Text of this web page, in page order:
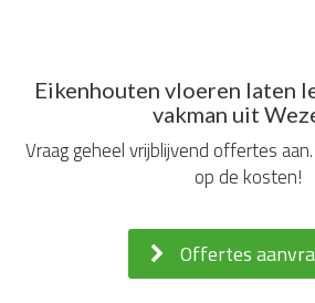
Eikenhouten vloeren laten
vakman uit
Vraag geheel vrijblijvend offertes
op de kosten!
Offertes